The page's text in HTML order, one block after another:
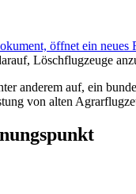
öffnet ein neues
Löschflugzeuge
anderem auf, ein
von alten